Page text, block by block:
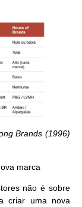
Brands (1996)
marca
não é sobre
criar uma nova